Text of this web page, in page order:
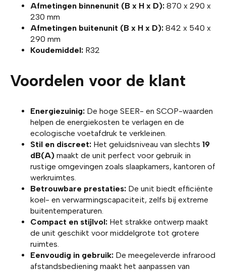
Afmetingen binnenunit (B x H x D): 870 x 290 x
230 mm
Afmetingen buitenunit (B x H x D): 842 x 540 x
290 mm
Koudemiddel: R32
Voordelen voor de klant
Energiezuinig: De hoge SEER- en SCOP-waarden
helpen de energiekosten te verlagen en de
ecologische voetafdruk te verkleinen.
Stil en discreet: Het geluidsniveau van slechts 19
dB(A) maakt de unit perfect voor gebruik in
rustige omgevingen zoals slaapkamers, kantoren of
werkruimtes.
Betrouwbare prestaties: De unit biedt efficiënte
koel- en verwarmingscapaciteit, zelfs bij extreme
buitentemperaturen.
Compact en stijlvol: Het strakke ontwerp maakt
de unit geschikt voor middelgrote tot grotere
ruimtes.
Eenvoudig in gebruik: De meegeleverde infrarood
afstandsbediening maakt het aanpassen van